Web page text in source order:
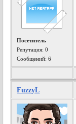
Посетитель
Репутация:0
Сообщений: 6
FuzzyL